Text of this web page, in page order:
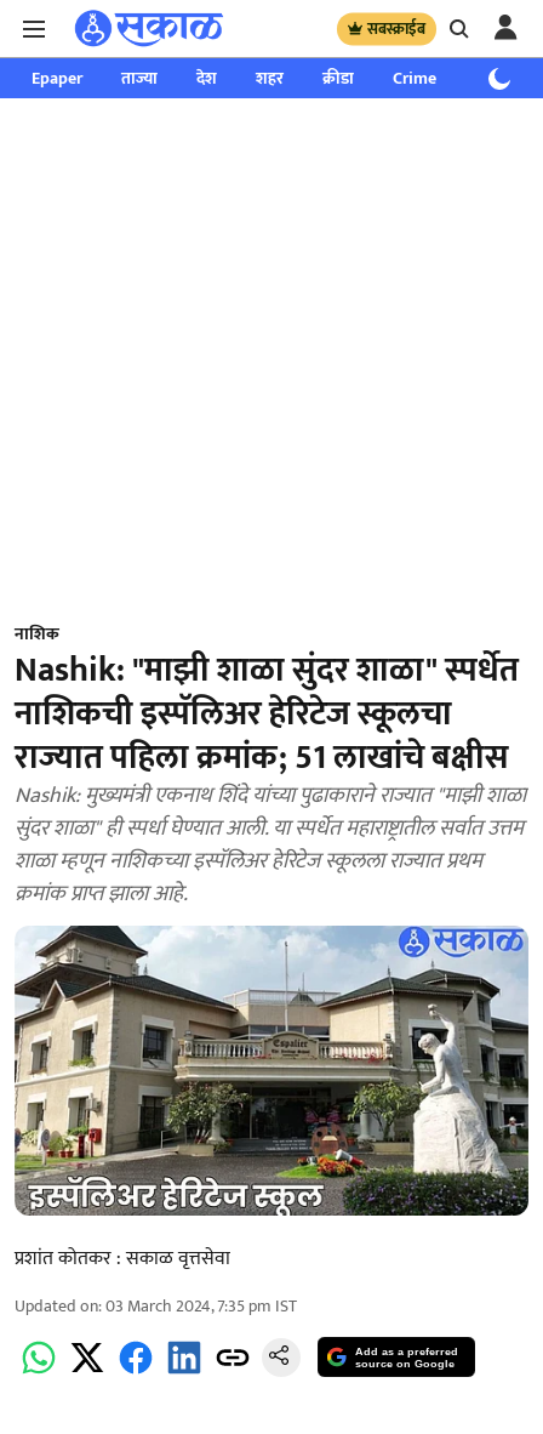
सबस्क्राईब
Epaper ताज्या देश शहर क्रीडा Crime साप्ताहिक
नाशिक
Nashik: "माझी शाळा सुंदर शाळा" स्पर्धेत
नाशिकची इस्पॅलिअर हेरिटेज स्कूलचा
राज्यात पहिला क्रमांक; 51 लाखांचे बक्षीस
Nashik: मुख्यमंत्री एकनाथ शिंदे यांच्या पुढाकाराने राज्यात "माझी शाळा
सुंदर शाळा" ही स्पर्धा घेण्यात आली. या स्पर्धेत महाराष्ट्रातील सर्वात उत्तम
शाळा म्हणून नाशिकच्या इस्पॅलिअर हेरिटेज स्कूलला राज्यात प्रथम
क्रमांक प्राप्त झाला आहे.
प्रशांत कोतकर : सकाळ वृत्तसेवा
Updated on:03 March 2024, 7:35 pm IST
Add as a preferred
source on Google